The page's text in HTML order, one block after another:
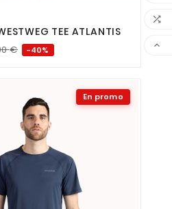
TEE ATLANTIS
€ -40%
En promo

